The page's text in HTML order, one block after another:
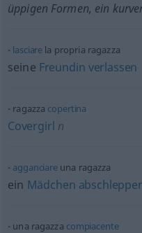
üppigen Formen, ein
lasciare la propria ragazza
seine Freundin verlassen
ragazza copertina
Covergirl n
agganciareuna ragazza
ein Mädchen
una ragazza compiacente